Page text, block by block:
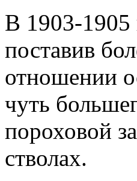
В 1903-1905
поставив
отношении
чуть
пороховой
стволах.